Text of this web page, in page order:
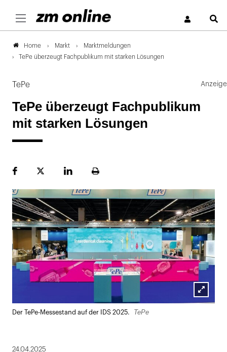
Home Markt
Marktmeldungen
TePe überzeugt Fachpublikum mit starken Lösungen
TePe
TePe überzeugt Fachpublikum
mit starken Lösungen
FacebookPlattformLinekdInSeite
Lightbox
Der TePe-Messestand auf der IDS 2025. TePe
24.04.2025